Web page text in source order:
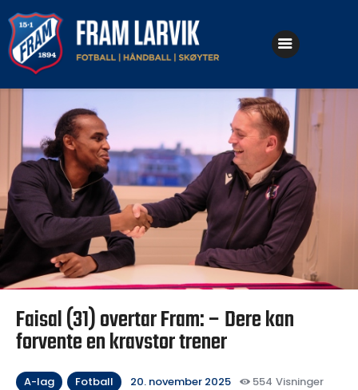
Håndball
Skøyter
Faisal (31) overtar Fram: – Dere kan
forvente en kravstor trener
A-lag Fotball 20. november 2025 554 Visninger